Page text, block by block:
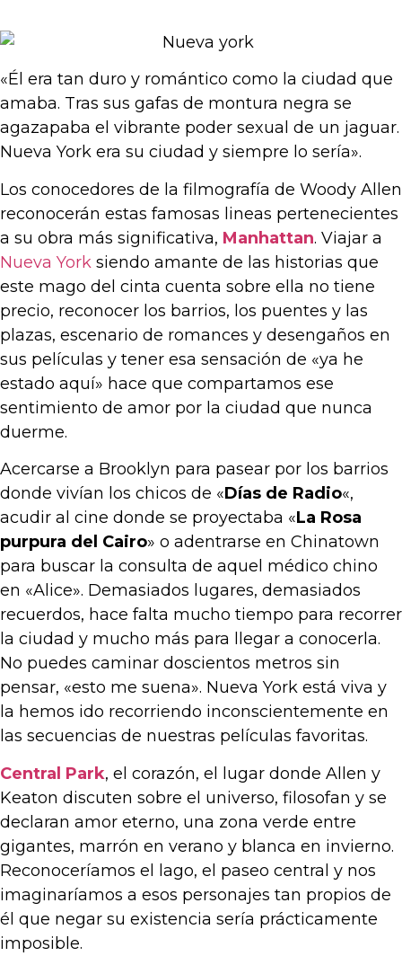
«Él era tan duro y romántico como la ciudad que
amaba. Tras sus gafas de montura negra se
agazapaba el vibrante poder sexual de un jaguar.
Nueva York era su ciudad y siempre lo sería».
Los conocedores de la filmografía de Woody Allen
reconocerán estas famosas lineas pertenecientes
a su obra más significativa, Manhattan. Viajar a
Nueva York siendo amante de las historias que
este mago del cinta cuenta sobre ella no tiene
precio, reconocer los barrios, los puentes y las
plazas, escenario de romances y desengaños en
sus películas y tener esa sensación de «ya he
estado aquí» hace que compartamos ese
sentimiento de amor por la ciudad que nunca
duerme.
Acercarse a Brooklyn para pasear por los barrios
donde vivían los chicos de «Días de Radio«,
acudir al cine donde se proyectaba «La Rosa
purpura del Cairo» o adentrarse en Chinatown
para buscar la consulta de aquel médico chino
en «Alice». Demasiados lugares, demasiados
recuerdos, hace falta mucho tiempo para recorrer
la ciudad y mucho más para llegar a conocerla.
No puedes caminar doscientos metros sin
pensar, «esto me suena». Nueva York está viva y
la hemos ido recorriendo inconscientemente en
las secuencias de nuestras películas favoritas.
Central Park, el corazón, el lugar donde Allen y
Keaton discuten sobre el universo, filosofan y se
declaran amor eterno, una zona verde entre
gigantes, marrón en verano y blanca en invierno.
Reconoceríamos el lago, el paseo central y nos
imaginaríamos a esos personajes tan propios de
él que negar su existencia sería prácticamente
imposible.